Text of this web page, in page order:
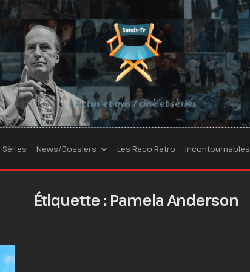
Actus et avis / ciné et séries
Séries News/Dossiers Les Reco Retro Incontournables
Étiquette : Pamela Anderson